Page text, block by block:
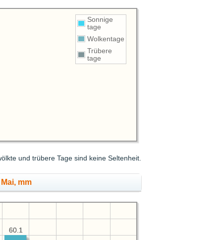
Sonnige
tage
Wolkentage
Trübere
tage
und trübere Tage sind keine Seltenheit.
mm
60.1
60.1